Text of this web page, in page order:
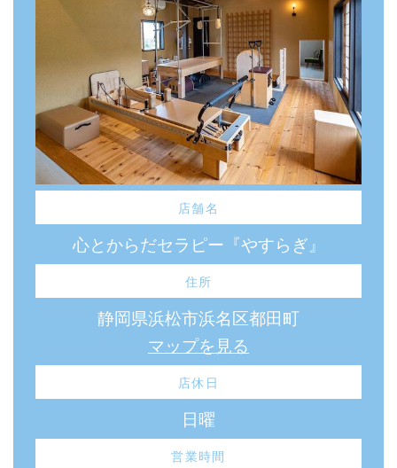
店舗名
心とからだセラピー『やすらぎ』
住所
静岡県浜松市浜名区都田町
マップを見る
店休日
日曜
営業時間